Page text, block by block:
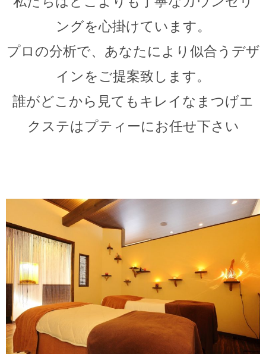
ングを心掛けています。
プロの分析で、あなたにより似合うデザ
インをご提案致します。
誰がどこから見てもキレイなまつげエ
クステはプティーにお任せ下さい